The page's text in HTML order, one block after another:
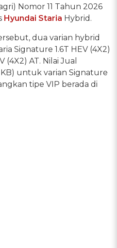
Nomor 11 Tahun 2026
Hyundai Staria Hybrid.
dua varian hybrid
Signature 1.6T HEV (4X2)
(4X2) AT. Nilai Jual
untuk varian Signature
tipe VIP berada di